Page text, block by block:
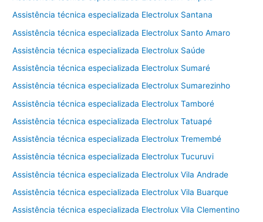
Assistência técnica especializada Electrolux Santana
Assistência técnica especializada Electrolux Santo Amaro
Assistência técnica especializada Electrolux Saúde
Assistência técnica especializada Electrolux Sumaré
Assistência técnica especializada Electrolux Sumarezinho
Assistência técnica especializada Electrolux Tamboré
Assistência técnica especializada Electrolux Tatuapé
Assistência técnica especializada Electrolux Tremembé
Assistência técnica especializada Electrolux Tucuruvi
Assistência técnica especializada Electrolux Vila Andrade
Assistência técnica especializada Electrolux Vila Buarque
Assistência técnica especializada Electrolux Vila Clementino